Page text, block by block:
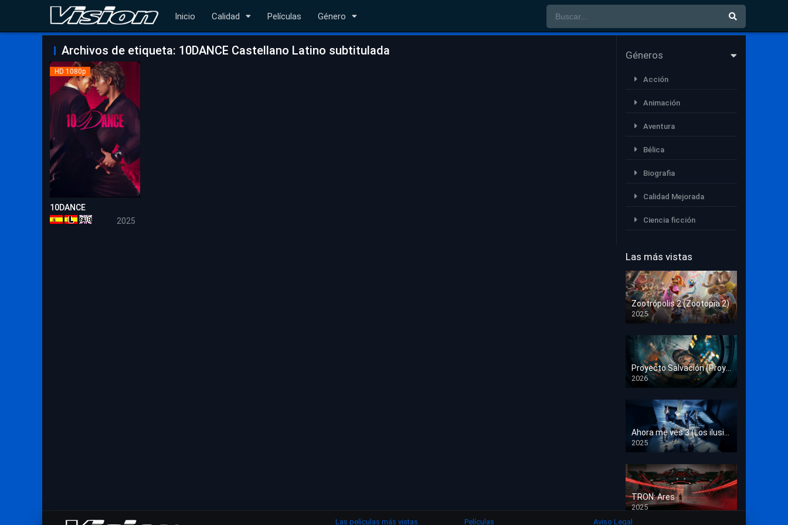
Inicio Calidad Películas Género
Archivos de etiqueta: 10DANCE Castellano Latino subtitulada
HD 1080p
10DANCE
2025
Géneros
Acción
Animación
Aventura
Bélica
Biografia
Calidad Mejorada
Ciencia ficción
Deporte
Documental
Drama
Estrénos en Cine
Familia
Familiar
Fantasía
Guerra
Historia
Misterio
Las más vistas
Zootrópolis 2 (Zootopia 2)
2025
HD 1080p
2026
HD 1080p
2025
HD 1080p
TRON: Ares
2025
HD 1080p
Las películas más vistas Películas Aviso Legal